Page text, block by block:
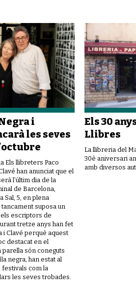
i
les seves
Els llibreters Paco
han anunciat que el
l’últim dia de la
de Barcelona,
Sal, 5, en plena
suposa un
escriptors de
tretze anys han fet
i Clavé perquè aquest
destacat en el
són coneguts
negra, han estat al
com la
les seves trobades.
Els 30
Llibres
La llibreria del
30è aniversari
amb diversos